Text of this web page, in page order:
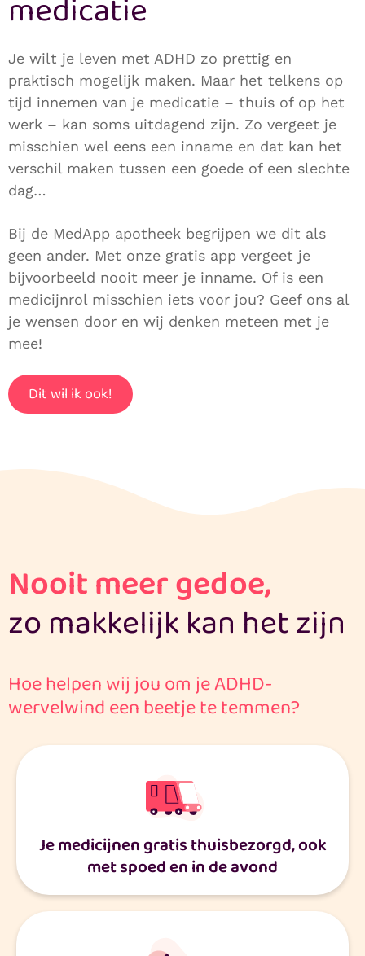
medicatie
Je wilt je leven met ADHD zo prettig en
praktisch mogelijk maken. Maar het telkens op
tijd innemen van je medicatie – thuis of op het
werk – kan soms uitdagend zijn. Zo vergeet je
misschien wel eens een inname en dat kan het
verschil maken tussen een goede of een slechte
dag…
Bij de MedApp apotheek begrijpen we dit als
geen ander. Met onze gratis app vergeet je
bijvoorbeeld nooit meer je inname. Of is een
medicijnrol misschien iets voor jou? Geef ons al
je wensen door en wij denken meteen met je
mee!
Dit wil ik ook!
Nooit meer gedoe,
zo makkelijk kan het zijn
Hoe helpen wij jou om je ADHD-
wervelwind een beetje te temmen?
Je medicijnen gratis thuisbezorgd, ook
met spoed en in de avond